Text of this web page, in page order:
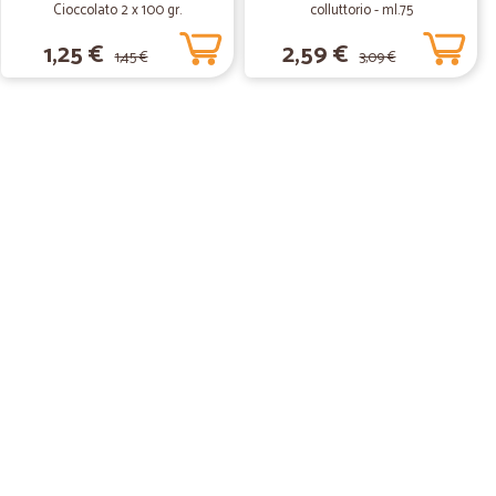
Cioccolato 2 x 100 gr.
1,25 € 1,45 €
colluttorio - ml.75
2,59 € 3,09 €